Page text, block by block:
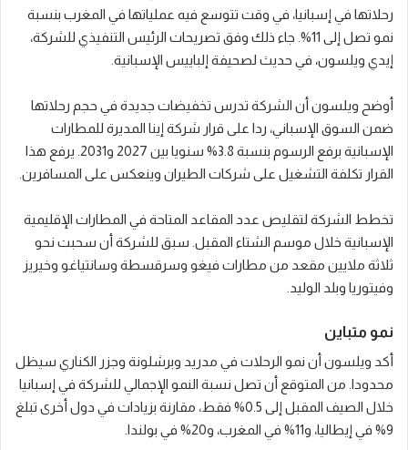
رحلاتها في إسبانيا، في وقت تتوسع فيه عملياتها في المغرب بنسبة
نمو تصل إلى 11%. جاء ذلك وفق تصريحات الرئيس التنفيذي للشركة،
إيدي ويلسون، في حديث لصحيفة إلباييس الإسبانية.
أوضح ويلسون أن الشركة تدرس تخفيضات جديدة في حجم رحلاتها
ضمن السوق الإسباني، ردا على قرار شركة إينا المديرة للمطارات
الإسبانية برفع الرسوم بنسبة 3.8% سنويا بين 2027 و2031. يرفع هذا
القرار تكلفة التشغيل على شركات الطيران وينعكس على المسافرين.
تخطط الشركة لتقليص عدد المقاعد المتاحة في المطارات الإقليمية
الإسبانية خلال موسم الشتاء المقبل. سبق للشركة أن سحبت نحو
ثلاثة ملايين مقعد من مطارات فيغو وسرقسطة وسانتياغو وخيريز
وفيتوريا وبلد الوليد.
نمو متباين
أكد ويلسون أن نمو الرحلات في مدريد وبرشلونة وجزر الكناري سيظل
محدودا. من المتوقع أن تصل نسبة النمو الإجمالي للشركة في إسبانيا
خلال الصيف المقبل إلى 0.5% فقط، مقارنة بزيادات في دول أخرى تبلغ
9% في إيطاليا، و11% في المغرب، و20% في بولندا.